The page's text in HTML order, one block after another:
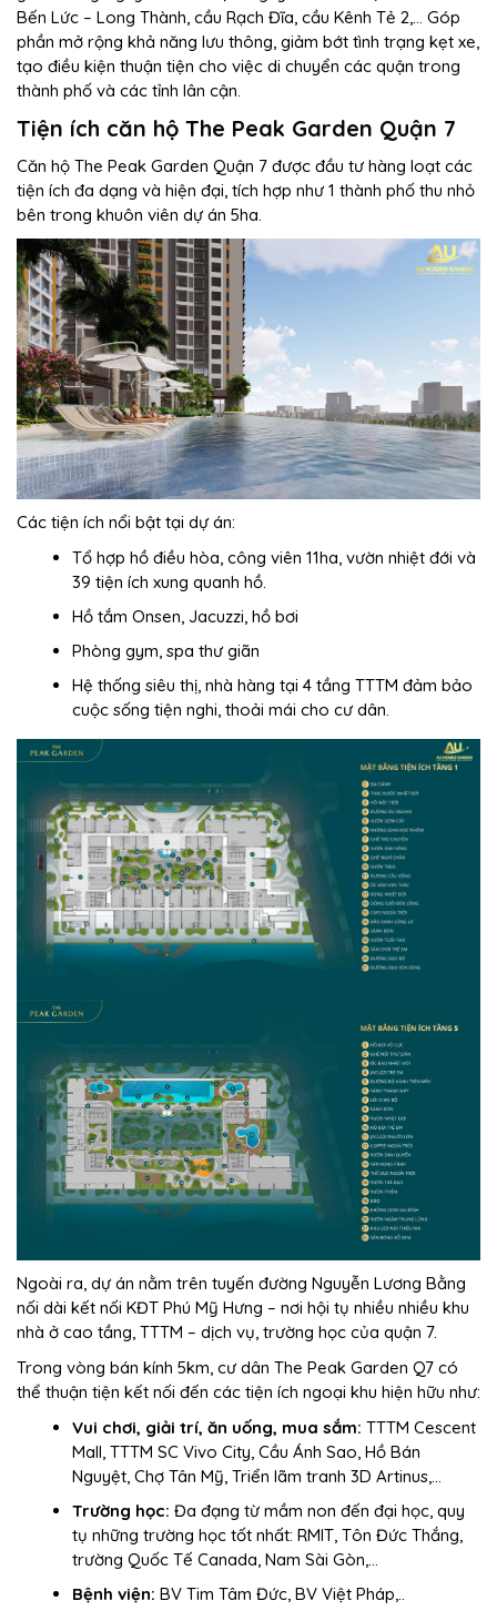
Bến Lức – Long Thành, cầu Rạch Đĩa, cầu Kênh Tẻ 2,… Góp
phần mở rộng khả năng lưu thông, giảm bớt tình trạng kẹt xe,
tạo điều kiện thuận tiện cho việc di chuyển các quận trong
thành phố và các tỉnh lân cận.
Tiện ích căn hộ The Peak Garden Quận 7
Căn hộ The Peak Garden Quận 7 được đầu tư hàng loạt các
tiện ích đa dạng và hiện đại, tích hợp như 1 thành phố thu nhỏ
bên trong khuôn viên dự án 5ha.
Các tiện ích nổi bật tại dự án:
Tổ hợp hồ điều hòa, công viên 11ha, vườn nhiệt đới và
39 tiện ích xung quanh hồ.
Hồ tắm Onsen, Jacuzzi, hồ bơi
Phòng gym, spa thư giãn
Hệ thống siêu thị, nhà hàng tại 4 tầng TTTM đảm bảo
cuộc sống tiện nghi, thoải mái cho cư dân.
Ngoài ra, dự án nằm trên tuyến đường Nguyễn Lương Bằng
nối dài kết nối KĐT Phú Mỹ Hưng – nơi hội tụ nhiều nhiều khu
nhà ở cao tầng, TTTM – dịch vụ, trường học của quận 7.
Trong vòng bán kính 5km, cư dân The Peak Garden Q7 có
thể thuận tiện kết nối đến các tiện ích ngoại khu hiện hữu như:
Vui chơi, giải trí, ăn uống, mua sắm: TTTM Cescent
Mall, TTTM SC Vivo City, Cầu Ánh Sao, Hồ Bán
Nguyệt, Chợ Tân Mỹ, Triển lãm tranh 3D Artinus,…
Trường học: Đa đạng từ mầm non đến đại học, quy
tụ những trường học tốt nhất: RMIT, Tôn Đức Thắng,
trường Quốc Tế Canada, Nam Sài Gòn,…
Bệnh viện: BV Tim Tâm Đức, BV Việt Pháp,..